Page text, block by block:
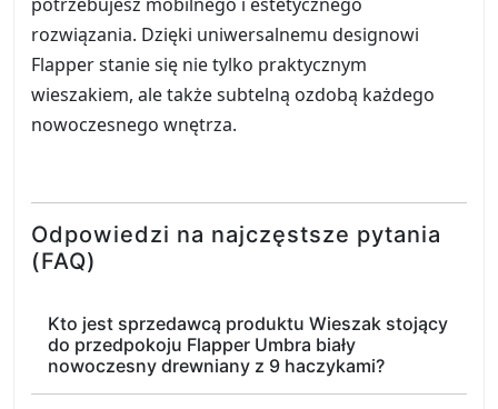
rozwiązania. Dzięki uniwersalnemu designowi
Flapper stanie się nie tylko praktycznym
wieszakiem, ale także subtelną ozdobą każdego
nowoczesnego wnętrza.
Odpowiedzi na najczęstsze pytania
(FAQ)
Kto jest sprzedawcą produktu Wieszak stojący
do przedpokoju Flapper Umbra biały
nowoczesny drewniany z 9 haczykami?